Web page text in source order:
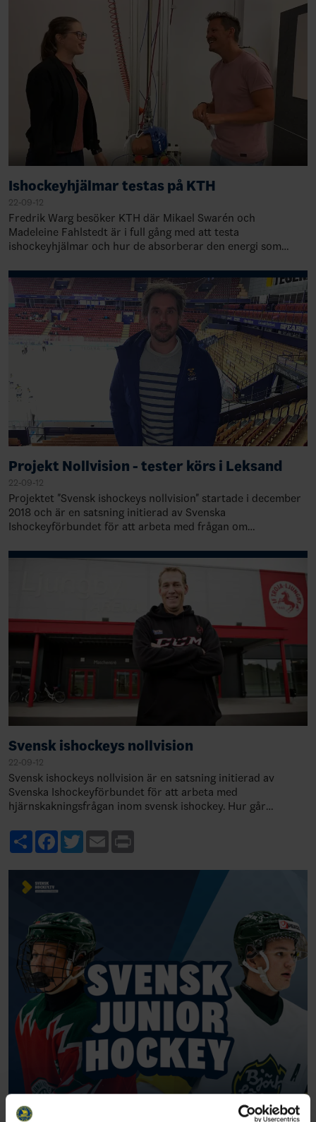
Ishockeyhjälmar testas på KTH
22-09-12
Fredrik Warg besöker KTH där Mikael Swarén och
Madeleine Fahlstedt är i full gång med att testa
ishockeyhjälmar och hur de absorberar den energi som
Projekt Nollvision - tester körs i Leksand
22-09-12
Projektet "Svensk ishockeys nollvision" startade i december
2018 och är en satsning initierad av Svenska
Ishockeyförbundet för att arbeta med frågan om
Svensk ishockeys nollvision
22-09-12
Svensk ishockeys nollvision är en satsning initierad av
Svenska Ishockeyförbundet för att arbeta med
hjärnskakningsfrågan inom svensk ishockey. Hur går
ShareFacebook
TwitterEmail